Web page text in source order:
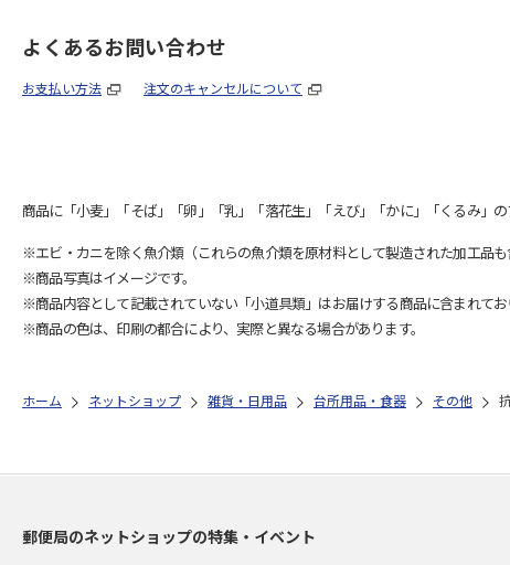
よくあるお問い合わせ
お支払い方法 注文のキャンセルについて
商品に「小麦」「そば」「卵」「乳」「落花生」「えび」「かに」「くるみ」
※エビ・カニを除く魚介類（これらの魚介類を原材料として製造された加工品
※商品写真はイメージです。
※商品内容として記載されていない「小道具類」はお届けする商品に含まれてお
※商品の色は、印刷の都合により、実際と異なる場合があります。
ホーム ネットショップ 雑貨・日用品 台所用品・食器 その他
郵便局のネットショップの特集・イベント